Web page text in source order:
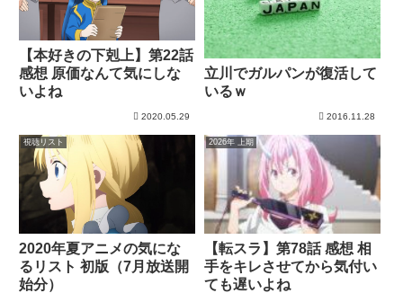
【本好きの下剋上】第22話
感想 原価なんて気にしな
いよね
2020.05.29
立川でガルパンが復活して
いるｗ
2016.11.28
視聴リスト
2020年夏アニメの気にな
るリスト 初版（7月放送開
始分）
2026年 上期
【転スラ】第78話 感想 相
手をキレさせてから気付い
ても遅いよね